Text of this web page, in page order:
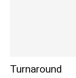
Turnaround